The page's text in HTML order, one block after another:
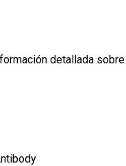
detallada sobre